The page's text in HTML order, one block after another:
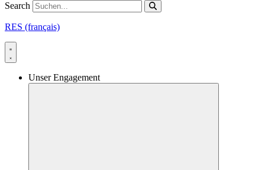
Search
RES (français)
Unser Engagement